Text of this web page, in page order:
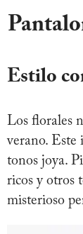
Estilo
Los florales
verano. Este
tonos joya.
ricos y otros
misterioso